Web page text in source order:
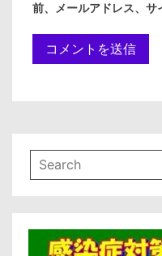
前、メールアドレス、サ